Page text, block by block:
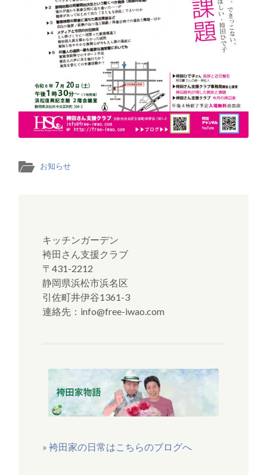
お知らせ
キッチンガーデン
袴田さん支援クラブ
〒431-2212
静岡県浜松市浜名区
引佐町井伊谷1361-3
連絡先：info@free-iwao.com
» 袴田家の日常はこちらのブログへ